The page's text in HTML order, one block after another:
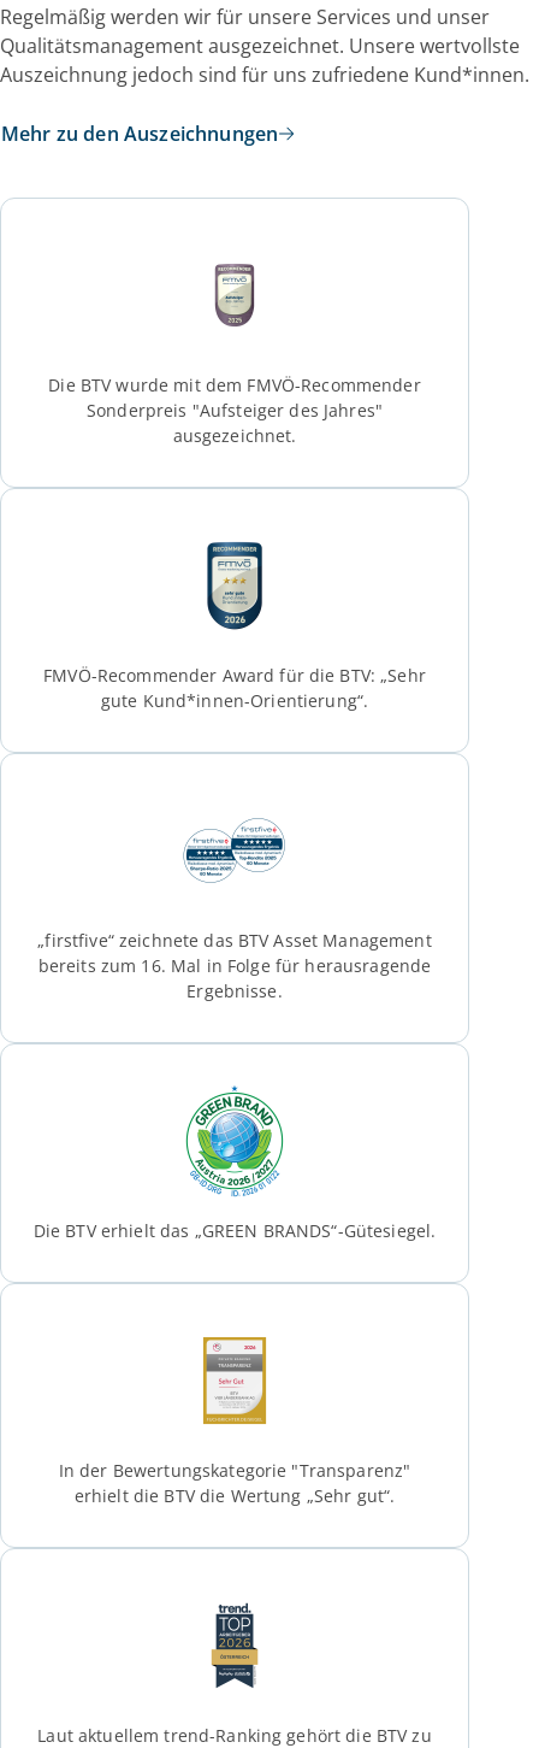
Regelmäßig werden wir für unsere Services und unser
Qualitätsmanagement ausgezeichnet. Unsere wertvollste
Auszeichnung jedoch sind für uns zufriedene Kund*innen.
Mehr zu den Auszeichnungen
Die BTV wurde mit dem FMVÖ-Recommender
Sonderpreis "Aufsteiger des Jahres"
ausgezeichnet.
FMVÖ-Recommender Award für die BTV: „Sehr
gute Kund*innen-Orientierung“.
„firstfive“ zeichnete das BTV Asset Management
bereits zum 16. Mal in Folge für herausragende
Ergebnisse.
Die BTV erhielt das „GREEN BRANDS“-Gütesiegel.
In der Bewertungskategorie "Transparenz"
erhielt die BTV die Wertung „Sehr gut“.
Laut aktuellem trend-Ranking gehört die BTV zu